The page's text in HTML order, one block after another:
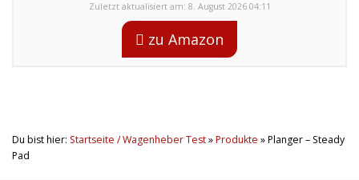
Zuletzt aktualisiert am: 8. August 2026 04:11
zu Amazon
Du bist hier: Startseite / Wagenheber Test»Produkte »Planger – Steady
Pad